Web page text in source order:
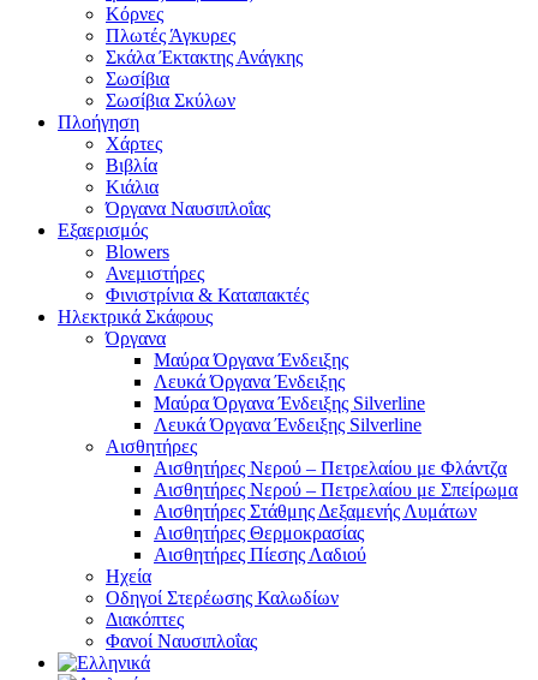
Κόρνες
Πλωτές Άγκυρες
Σκάλα Έκτακτης Ανάγκης
Σωσίβια
Σωσίβια Σκύλων
Πλοήγηση
Χάρτες
Βιβλία
Κιάλια
Όργανα Ναυσιπλοΐας
Εξαερισμός
Blowers
Ανεμιστήρες
Φινιστρίνια & Καταπακτές
Ηλεκτρικά Σκάφους
Όργανα
Μαύρα Όργανα Ένδειξης
Λευκά Όργανα Ένδειξης
Μαύρα Όργανα Ένδειξης Silverline
Λευκά Όργανα Ένδειξης Silverline
Αισθητήρες
Αισθητήρες Νερού – Πετρελαίου με Φλάντζα
Αισθητήρες Νερού – Πετρελαίου με Σπείρωμα
Αισθητήρες Στάθμης Δεξαμενής Λυμάτων
Αισθητήρες Θερμοκρασίας
Αισθητήρες Πίεσης Λαδιού
Ηχεία
Οδηγοί Στερέωσης Καλωδίων
Διακόπτες
Φανοί Ναυσιπλοΐας